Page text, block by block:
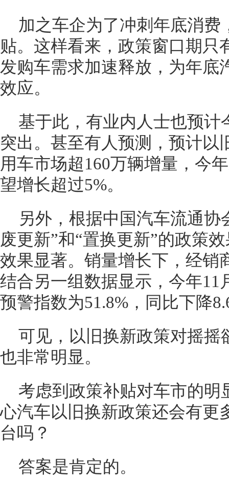
加之车企为了冲刺年底消
贴。这样看来，政策窗口期只
发购车需求加速释放，为年底
效应。
基于此，有业内人士也预计
突出。甚至有人预测，预计以
用车市场超160万辆增量，今
望增长超过5%。
另外，根据中国汽车流通协
废更新”和“置换更新”的政策
效果显著。销量增长下，经销
结合另一组数据显示，今年11
预警指数为51.8%，同比下降
可见，以旧换新政策对摇摇
也非常明显。
考虑到政策补贴对车市的明
心汽车以旧换新政策还会有更
台吗？
答案是肯定的。